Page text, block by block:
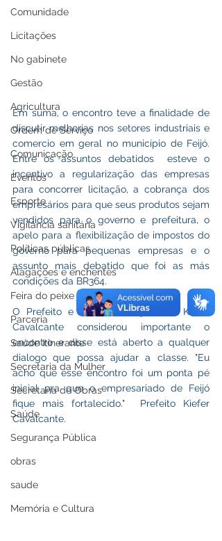
Comunidade
Licitações
No gabinete
Gestão
Agricultura
Ordem de Serviço
Comunicação
Eventos
Esporte
Vigilância sanitária
Políticas públicas
Alagações e enchentes
Feira do peixe
Parceria
Saúde Itinerante
Secretaria da Mulher
Secretaria de Obras
Saúde
Segurança Pública
obras
saude
Memória e Cultura
Em suma, o encontro teve a finalidade de
discutir melhorias nos setores industriais e
comercio em geral no município de Feijó.
Entre os assuntos debatidos  esteve o
incentivo a regularização das empresas
para concorrer licitação, a cobrança dos
empresários para que seus produtos sejam
vendidos para o governo e prefeitura, o
apelo para a flexibilização de impostos do
governo para pequenas empresas e o
assunto mais debatido que foi as más
condições da BR364.
O Prefeito e também empresário Kiefer
Cavalcante considerou importante o
encontro e disse está aberto a qualquer
dialogo que possa ajudar a classe. "Eu
acho que esse encontro foi um ponta pé
inicial pra que o empresariado de Feijó
fique mais fortalecido."  Prefeito Kiefer
Cavalcante.